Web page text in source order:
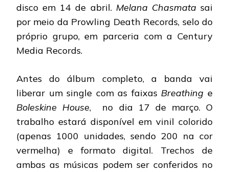
disco em 14 de abril. Melana Chasmatasai
por meio da Prowling Death Records, selo do
próprio grupo, em parceria com a Century
Media Records.
Antes do álbum completo, a banda vai
liberar um single com as faixas Breathing e
Boleskine House, no dia 17 de março. O
trabalho estará disponível em vinil colorido
(apenas 1000 unidades, sendo 200 na cor
vermelha) e formato digital. Trechos de
ambas as músicas podem ser conferidos no